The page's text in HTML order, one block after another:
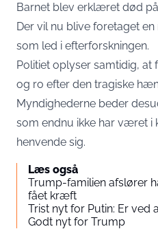
Barnet blev erklæret død
Der vil nu blive foretaget
som led i efterforskningen.
Politiet oplyser samtidig, at
og ro efter den tragiske
Myndighederne beder
som endnu ikke har været i
henvende sig.
Læs også
Trump-familien afslører
fået kræft
Trist nyt for Putin: Er ved
Godt nyt for Trump